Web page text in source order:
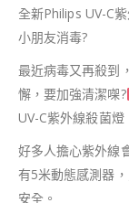
全新Philips UV-C
小朋友消毒?️
最近病毒又再殺到
懈，要加強清潔㗎?‍
UV-C紫外線殺菌燈
好多人擔心紫外線
有5米動態感測器
安全。